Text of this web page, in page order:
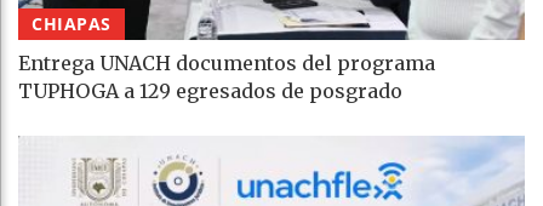
CHIAPAS
Entrega UNACH documentos del programa
TUPHOGA a 129 egresados de posgrado